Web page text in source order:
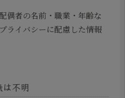
偶者の名前・職業・年齢な
ライバシーに配慮した情報
不明